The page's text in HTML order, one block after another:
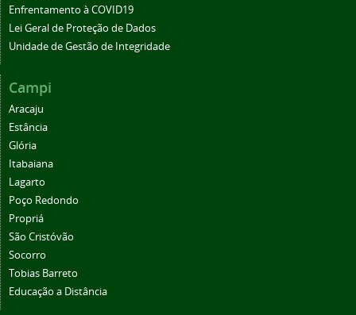
Enfrentamento à COVID19
Lei Geral de Proteção de Dados
Unidade de Gestão de Integridade
Campi
Aracaju
Estância
Glória
Itabaiana
Lagarto
Poço Redondo
Propriá
São Cristóvão
Socorro
Tobias Barreto
Educação a Distância